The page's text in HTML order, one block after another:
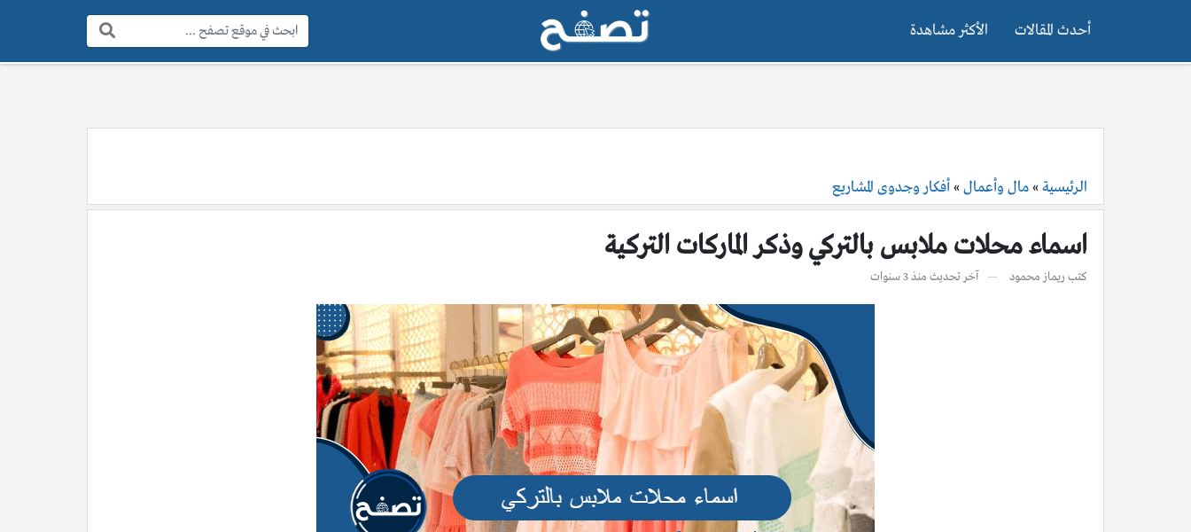
أحدث المقالات الأكثر مشاهدة
البحث:
الرئيسية »مال وأعمال » أفكار وجدوى المشاريع
اسماء محلات ملابس بالتركي وذكر الماركات التركية
كتب ريماز محمود آخر تحديث منذ 3 سنوات